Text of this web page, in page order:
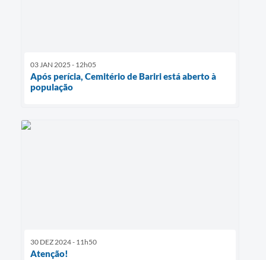
03 JAN 2025 - 12h05
Após perícia, Cemitério de Bariri está aberto à
população
30 DEZ 2024 - 11h50
Atenção!